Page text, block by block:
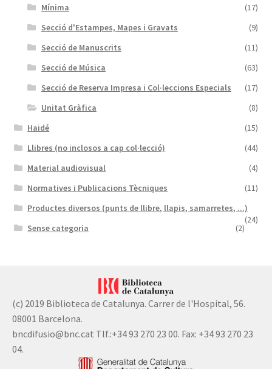
Mínima
(17)
Secció d'Estampes, Mapes i Gravats
(9)
Secció de Manuscrits
(11)
Secció de Música
(63)
Secció de Reserva Impresa i Col·leccions Especials
(17)
Unitat Gràfica
(8)
Haidé
(15)
Llibres (no inclosos a cap col·lecció)
(44)
Material audiovisual
(4)
Normatives i Publicacions Tècniques
(11)
Productes diversos (punts de llibre, llapis, samarretes, ...)
(24)
Sense categoria (2)
(c) 2019 Biblioteca de Catalunya. Carrer de l'Hospital, 56.
08001 Barcelona.
bncdifusio@bnc.cat Tlf.:+34 93 270 23 00. Fax: +34 93 270 23
04.